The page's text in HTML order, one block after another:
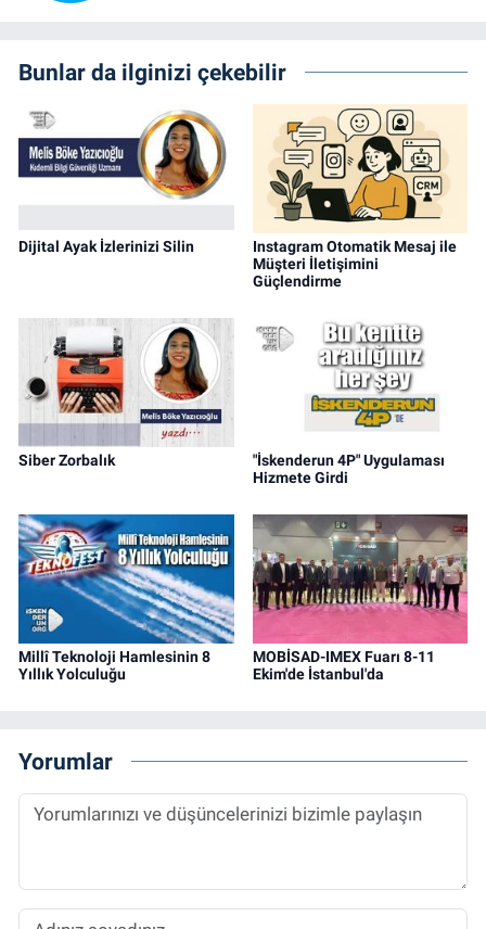
Bunlar da ilginizi çekebilir
Dijital Ayak İzlerinizi Silin
Instagram Otomatik Mesaj ile
Müşteri İletişimini
Güçlendirme
Siber Zorbalık
"İskenderun 4P" Uygulaması
Hizmete Girdi
Millî Teknoloji Hamlesinin 8
Yıllık Yolculuğu
MOBİSAD-IMEX Fuarı 8-11
Ekim'de İstanbul'da
Yorumlar